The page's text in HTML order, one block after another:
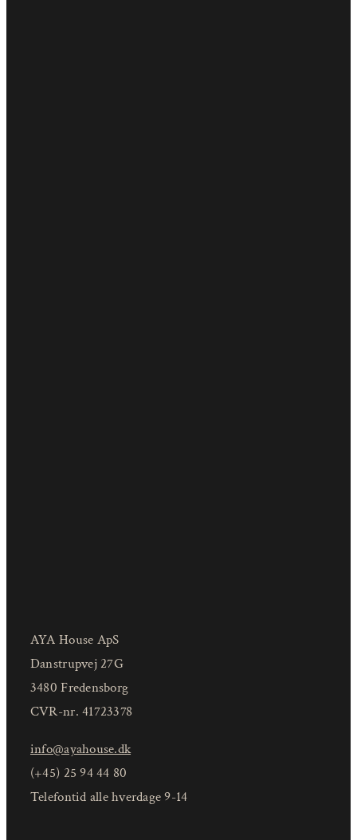
AYA House ApS
Danstrupvej 27G
3480 Fredensborg
CVR-nr. 41723378
info@ayahouse.dk
(+45) 25 94 44 80
Telefontid alle hverdage 9-14